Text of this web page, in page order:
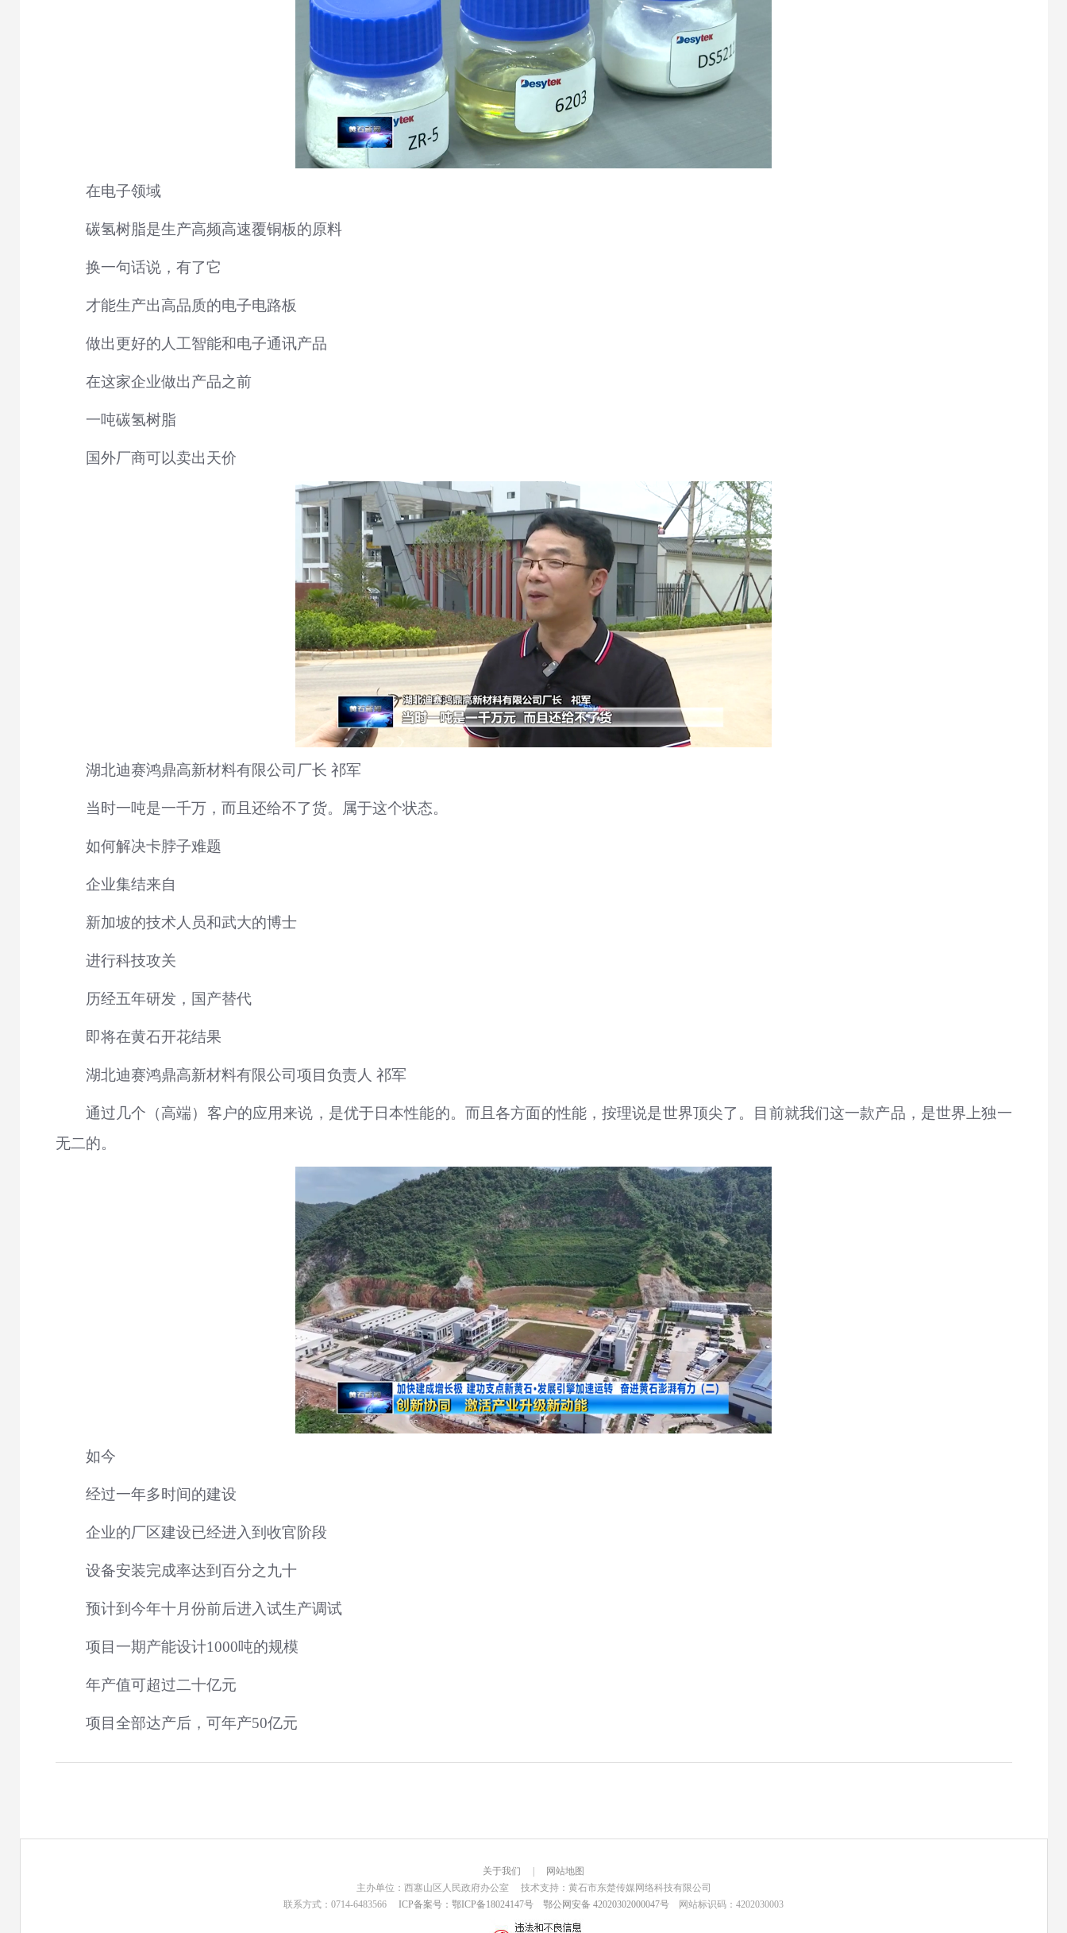
在电子领域
碳氢树脂是生产高频高速覆铜板的原料
换一句话说，有了它
才能生产出高品质的电子电路板
做出更好的人工智能和电子通讯产品
在这家企业做出产品之前
一吨碳氢树脂
国外厂商可以卖出天价
湖北迪赛鸿鼎高新材料有限公司厂长 祁军
当时一吨是一千万，而且还给不了货。属于这个状态。
如何解决卡脖子难题
企业集结来自
新加坡的技术人员和武大的博士
进行科技攻关
历经五年研发，国产替代
即将在黄石开花结果
湖北迪赛鸿鼎高新材料有限公司项目负责人 祁军
通过几个（高端）客户的应用来说，是优于日本性能的。而且各方面的性能，按理说是世界顶尖了。目前就我们这一款产品，是世界上独一
无二的。
如今
经过一年多时间的建设
企业的厂区建设已经进入到收官阶段
设备安装完成率达到百分之九十
预计到今年十月份前后进入试生产调试
项目一期产能设计1000吨的规模
年产值可超过二十亿元
项目全部达产后，可年产50亿元
关于我们 | 网站地图
主办单位：西塞山区人民政府办公室 技术支持：黄石市东楚传媒网络科技有限公司
联系方式：0714-6483566 ICP备案号：鄂ICP备18024147号 鄂公网安备 42020302000047号 网站标识码：4202030003